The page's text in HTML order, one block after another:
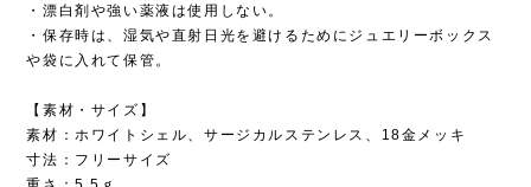
・漂白剤や強い薬液は使用しない。
・保存時は、湿気や直射日光を避けるためにジュエリーボックス
や袋に入れて保管。
【素材・サイズ】
素材：ホワイトシェル、サージカルステンレス、18金メッキ
寸法：フリーサイズ